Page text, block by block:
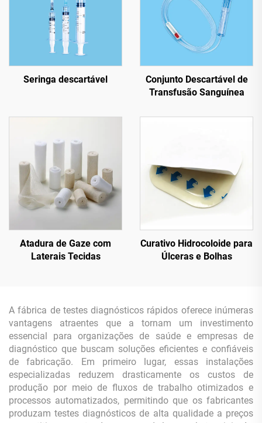
Seringa descartável
Conjunto Descartável de
Transfusão Sanguínea
Atadura de Gaze com
Laterais Tecidas
Curativo Hidrocoloide para
Úlceras e Bolhas
A fábrica de testes diagnósticos rápidos oferece inúmeras
vantagens atraentes que a tornam um investimento
essencial para organizações de saúde e empresas de
diagnóstico que buscam soluções eficientes e confiáveis
de fabricação. Em primeiro lugar, essas instalações
especializadas reduzem drasticamente os custos de
produção por meio de fluxos de trabalho otimizados e
processos automatizados, permitindo que os fabricantes
produzam testes diagnósticos de alta qualidade a preços